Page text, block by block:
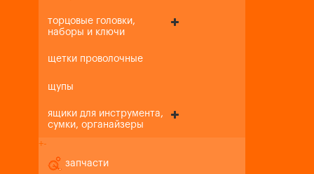
торцовые головки,
наборы и ключи
щетки проволочные
щупы
ящики для инструмента,
сумки, органайзеры
+-
запчасти